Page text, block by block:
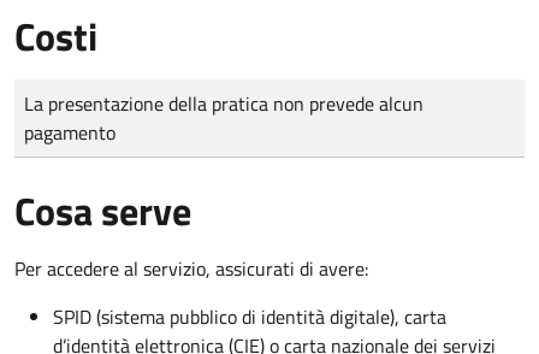
Costi
Tipo di pagamento
Importo
La presentazione della pratica non prevede alcun
pagamento
Cosa serve
Per accedere al servizio, assicurati di avere:
SPID (sistema pubblico di identità digitale), carta
d’identità elettronica (CIE) o carta nazionale dei servizi